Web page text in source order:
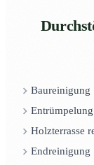
Baureinigung
Entrümpelung
Holzterrasse
Endreinigung